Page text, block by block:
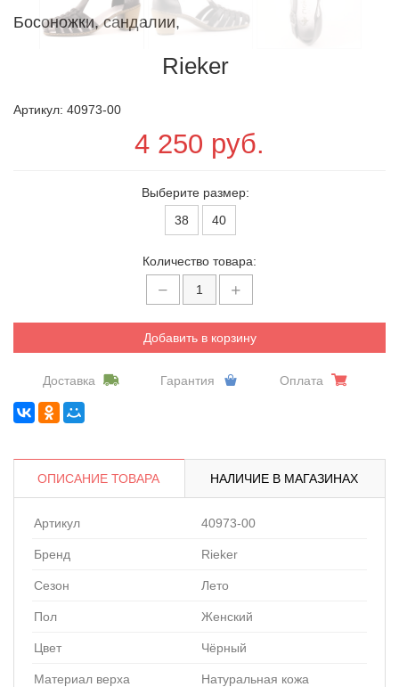
Босоножки, сандалии,
Rieker
Артикул: 40973-00
4 250 руб.
Выберите размер:
38
40
Количество товара:
Добавить в корзину
Доставка Гарантия Оплата
ОПИСАНИЕ ТОВАРА НАЛИЧИЕ В МАГАЗИНАХ
Артикул 40973-00
Бренд Rieker
Сезон Лето
Пол Женский
Цвет Чёрный
Материал верха Натуральная кожа